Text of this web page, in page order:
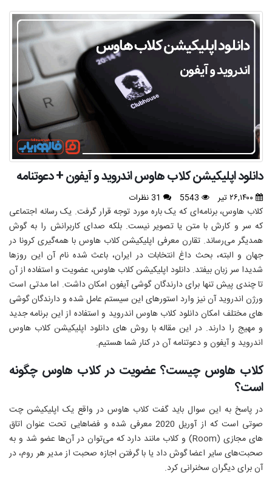
دانلود اپلیکیشن کلاب هاوس اندروید و آیفون + دعوتنامه
کلاب هاوس، برنامه‌ای که یک باره مورد توجه قرار گرفت. یک رسانه اجتماعی
که سر و کارش با متن یا تصویر نیست. بلکه صدای کاربرانش را به گوش
همدیگر می‌رساند. تقارن معرفی اپلیکیشن کلاب هاوس با همه‌گیری کرونا در
جهان و البته، بحث داغ انتخابات در ایران، باعث شده نام آن این روزها
شدیدا سر زبان بیفتد. دانلود اپلیکیشن کلاب هاوس، عضویت و استفاده از آن
تا چندی پیش تنها برای دارندگان گوشی آیفون امکان داشت. اما مدتی است
ورژن اندروید آن نیز وارد استورهای این سیستم عامل شده و دارندگان گوشی
های مختلف امکان دانلود کلاب هاوس اندروید و استفاده از این برنامه جدید
و مهیج را دارند. در این مقاله با روش های دانلود اپلیکیشن کلاب هاوس
اندروید و آیفون و دعوتنامه آن در کنار شما هستیم.
کلاب هاوس چیست؟ عضویت در کلاب هاوس چگونه
است؟
در پاسخ به این سوال باید گفت کلاب هاوس در واقع یک اپلیکیشن چت
صوتی است که از آوریل 2020 معرفی شده و فضاهایی تحت عنوان اتاق
های مجازی (Room) و کلاب مانند دارد که می‌توان در آن‌ها عضو شد و به
صحبت‌های سایر اعضا گوش داد یا با گرفتن اجازه صحبت از مدیر هر روم، در
آن برای دیگران سخنرانی کرد.